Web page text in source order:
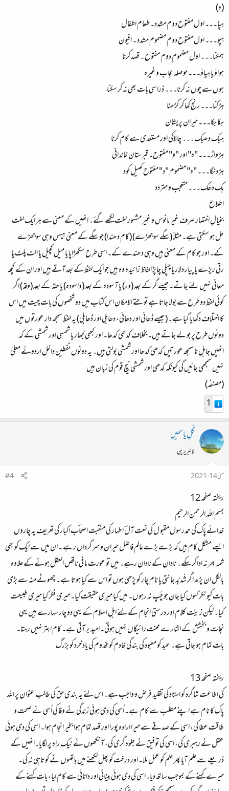
(ہ)
ہپا۔۔۔ اول مفتوح دوم مشدد۔ طعام اطفال
ہپو۔۔۔ اول مفتوح دوم مضموم مشدد ۔ افیون
ہمکنا۔۔۔ اول مضموم دوم مفتوح ۔ قصد کرنا
ہواؤ یا ہیاؤ۔۔۔ حوصلہ حجاب وغیرہ
ہوں سے چوں نہ کرنا۔۔۔ ذرا سی بات بھی نہ کر سکنا
ہڑکنا۔۔۔ رنج کھا کر کڑھنا
ہکا بکا۔۔۔ حیران پریشان
ہبک دھبک۔۔۔ چالاکی اور مستعدی سے کام کرنا
ہڑواڑ۔۔۔ "ہ" اور "و" مفتوح۔ قبرستان خاندانی
ہڑدنگا۔۔۔ "ہ" مضموم "د" مفتوح کھیل کود
ہک دھک۔۔۔ متعجب و متردد
اطلاع
بخیالِ اختصار صرف غیر مانوس و غیر مشہور لغت لکھے گئے۔ انھیں کے معنی سے ہر ایک لغت
حل ہو سکتی ہے۔ مثلاً (سگے سوجھڑے) (کام دھندا) جو سگے کے معنی ہیہں وہی سوجھڑے
کے۔ اور جو کام کے معنی ہیں وہی دھندے کے۔ اسی طرح سگھڑاپا یا میل کچیل یا الٹ پلٹ یا
رتی ریزے یا پیار دلار یا چپلی چاپڑ الفاظ زائیدہ وہ ہیں جو ایک لفظ کے بعد آتے ہیں اور ان کے کچھ
معانی نہیں لئے جاتے۔ جیسے گر کے بعد (ور) یا آسودہ کے بعد (واسودہ) یا حقہ کے بعد (وقہ) اگر
کوئی لفظ دو طرح سے بولا جاتا ہے تو حتے الامکان اس کتاب میں دو شخصوں کی بات چیت میں اس
کا اختلاف دکھایا گیا ہے۔ ( جیسے ڈھائی اور دھائی، دھابلی اور ڈھابلی) یہ لفظ سمجھ دار عورتوں میں
دونوں طرح پر بولے جاتے ہیں۔ بخلاف کدھی کدھا۔ اور کبھی کبھار یا شمسی اور شمشی کے کہ
انھیں جاہل نا سمجھ عورتیں کدھی کدھا اور شمشی بولتی ہیں۔ یہ دونوں نفطین داخل اردوئے معلیٰ
نہیں سمجھی جائیں گی کیونکہ کدھی اور شمشی نیچ قوم کی زبان ہیں
(مصنفہ)
1
گُلِ یاسمیں
لائبریرین
مئی 14، 2021
#4
ریختہ صفحہ 12
بسم اللہ الرحمن الرحیم
خدائے پاک کی حمدرسول مقبو ل کی نعت آلؔ اطہار کی منقبت اصحاؔب اکبار کی تعریف یہ چاروں
ایسے مشکل کام ہیں کہ بڑے بڑے عالم فاضل حیران و سرگرداں رہے ۔ ان میں سے ایک کو بھی
شمہ بھر نہ ادا کر سکے۔ نادان کے نادان رہے۔ میں تو عورت ما فی ناقص العقل ہونے کے علاوہ
بالکل ان پڑھ اگر شُد بُد جانتی یا نام چار کو پڑھی ہوں تو اس سے کیا ہوتا ہے۔ چھوٹے منہ سے بڑی
بات کیونکر کہوں کیا جان جو چُپ نہ رہوں۔ میں کیا میری حقیقت کیا۔ میری فکر کیا میری طبیعت
کیا۔ لیکن زینت کلام اور درستی انجام کے لئے اہلِ اسلام کے یہی دو چار سہارے ہیں یہی
نجات و بخشش کے اشارے محنت رائیگاں نہیں ہوتی۔ امید بر آتی ہے۔ کام ابتر نہیں رہتا۔
بات تمام ہو جاتی ہے۔ عبد کو معبود کی بندگی خادم کو مخدوم کی یاد خرد کو بزرگ
ریختہ صفحہ 13
کی اطاعت شاگرد کو استاد کی تقلید فرض و واجب ہے۔ اس لئے یہ بندی حق کی طالب عنوان پر اللہ
پاک کا نام ہے اپنے مطلب سے کام ہے۔ اُسی کی دی ہوئی زندگی نے وفا کی اُسی نے صحت و
طاقت عطا کی، اسی کے صدقے سے میرا ارادہ پورا اور قصد تمام ہوا بخیر انجام ہوا۔ اسی کی دی ہوئی
عقل نے رہبری کی، اسی کی توفیق نے جلوہ گری کی، آنکھوں نے نیک راہ پر لگایا۔انھیں کے
ذریعے سے علم آیا پھر علم کو عمل ملا۔ اور درخت کو پھل لکھنے میں ہاتھوں نے کوتاہی نہ کی۔
میرے کہنے کے بموجب ساتھ دیا۔اسی کی دی ہوئی بینائی اور دانائی سے کام لیا، بات کہنے کے